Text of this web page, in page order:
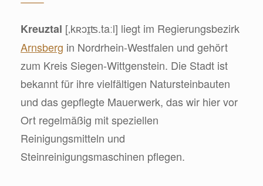
Kreuztal [‚kʀɔɪ̯ʦ.taːl] liegt im Regierungsbezirk
Arnsberg in Nordrhein-Westfalen und gehört
zum Kreis Siegen-Wittgenstein. Die Stadt ist
bekannt für ihre vielfältigen Natursteinbauten
und das gepflegte Mauerwerk, das wir hier vor
Ort regelmäßig mit speziellen
Reinigungsmitteln und
Steinreinigungsmaschinen pflegen.